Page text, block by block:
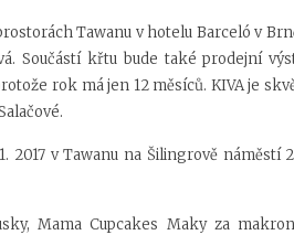
Tawanu v hotelu Barceló v
Součástí křtu bude také prodejní
rok má jen 12 měsíců. KIVA je
2017 v Tawanu na Šilingrově
Mama Cupcakes Maky za